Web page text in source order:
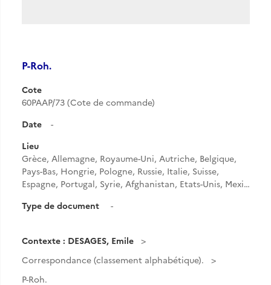
P-Roh.
Cote
60PAAP/73 (Cote de commande)
Date
-
Lieu
Grèce, Allemagne, Royaume-Uni, Autriche, Belgique,
Pays-Bas, Hongrie, Pologne, Russie, Italie, Suisse,
Espagne, Portugal, Syrie, Afghanistan, Etats-Unis, Mexi…
Type de document
-
Contexte : DESAGES, Emile
Correspondance (classement alphabétique).
P-Roh.